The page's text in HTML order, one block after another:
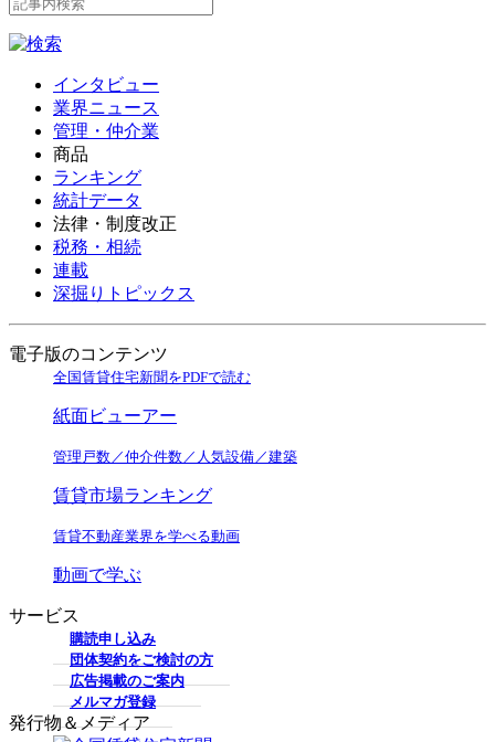
インタビュー
業界ニュース
管理・仲介業
商品
ランキング
統計データ
法律・制度改正
税務・相続
連載
深掘りトピックス
電子版のコンテンツ
全国賃貸住宅新聞をPDFで読む
紙面ビューアー
管理戸数／仲介件数／人気設備／建築
賃貸市場ランキング
賃貸不動産業界を学べる動画
動画で学ぶ
サービス
購読申し込み
団体契約をご検討の方
広告掲載のご案内
メルマガ登録
発行物＆メディア